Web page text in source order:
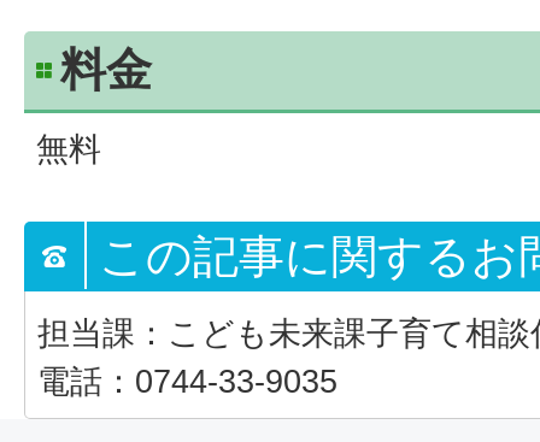
料金
無料
この記事に関するお
担当課：こども未来課子育て相談
電話：0744-33-9035